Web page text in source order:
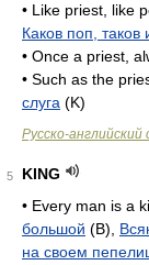
• Like priest, like
Каков поп, таков
• Once a priest,
• Such as the
слуга (K)
Русско-английский
5
KING
• Every man is a
большой (B),
на своем